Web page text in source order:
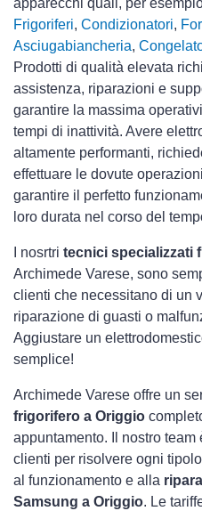
apparecchi quali, per
Frigoriferi, Condizionatori,
Asciugabiancheria,
Prodotti di qualità elevata
assistenza, riparazioni e
garantire la massima
tempi di inattività. Avere
altamente performanti,
effettuare le dovute
garantire il perfetto
loro durata nel corso del
I nosrtri tecnici specializzati
Archimede Varese, sono
clienti che necessitano di un
riparazione di guasti o
Aggiustare un
semplice!
Archimede Varese offre un
frigorifero a Origgio
appuntamento. Il nostro
clienti per risolvere ogni
al funzionamento e alla
Samsung a Origgio. Le